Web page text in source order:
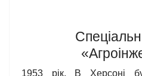
1953 рік. В Херсоні